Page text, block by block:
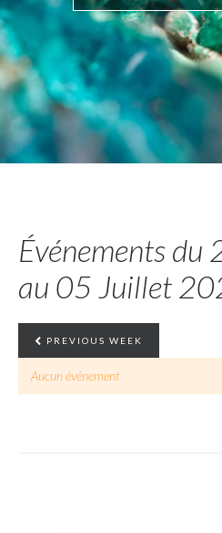
Événements
au 05 Juillet
PREVIOUS WEEK
Aucun événement